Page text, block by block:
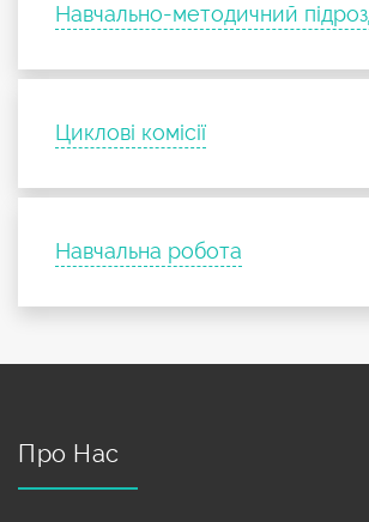
Навчально-методичний
Циклові комісії
Навчальна робота
Про Нас